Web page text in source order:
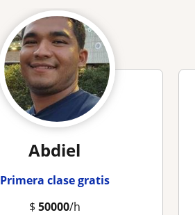
Abdiel
Primera clase gratis
$ 50000/h